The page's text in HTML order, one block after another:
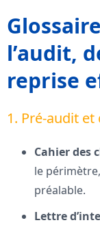
l’audit,
reprise
1. Pré-audit et
Cahier des
le
préalable.
Lettre